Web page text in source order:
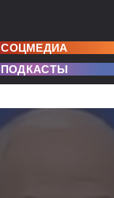
СОЦМЕДИА
ПОДКАСТЫ